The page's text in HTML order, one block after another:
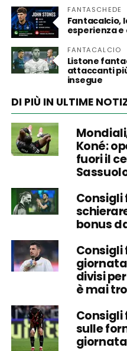
FANTASCHEDE
Fantacalcio,
esperienza
FANTACALCIO
Listone
attaccanti
insegue
DI PIÙ IN ULTIME
Koné:
fuori il
bonus
divisi
è mai
sulle